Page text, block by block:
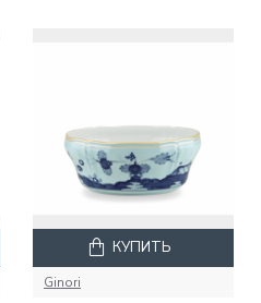
Ginori
КУПИТЬ